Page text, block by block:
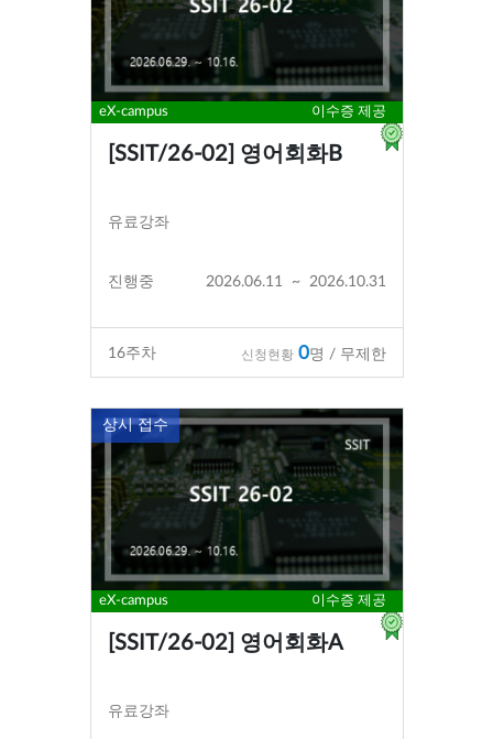
eX-campus 이수증 제공
[SSIT/26-02] 영어회화B
유료강좌
진행중 2026.06.11 ~ 2026.10.31
16주차 신청현황 0명 / 무제한
상시 접수
eX-campus 이수증 제공
[SSIT/26-02] 영어회화A
유료강좌